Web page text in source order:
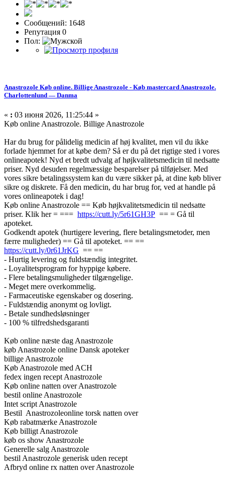
Сообщений: 1648
Репутация 0
Пол:
Anastrozole Køb online. Billige Anastrozole - Køb mastercard Anastrozole.
Charlottenlund — Danma
« : 03 июня 2026, 11:25:44 »
Køb online Anastrozole. Billige Anastrozole
Har du brug for pålidelig medicin af høj kvalitet, men vil du ikke
forlade hjemmet for at købe dem? Så er du på det rigtige sted i vores
onlineapotek! Nyd et bredt udvalg af højkvalitetsmedicin til nedsatte
priser. Nyd desuden regelmæssige besparelser på tilføjelser. Med
vores sikre betalingssystem kan du være sikker på, at dine køb bliver
sikre og diskrete. Få den medicin, du har brug for, ved at handle på
vores onlineapotek i dag!
Køb online Anastrozole == Køb højkvalitetsmedicin til nedsatte
priser. Klik her = === https://cutt.ly/5r61GH3P == = Gå til
apoteket.
Godkendt apotek (hurtigere levering, flere betalingsmetoder, men
færre muligheder) == Gå til apoteket. == ==
https://cutt.ly/0r61JrKG == ==
- Hurtig levering og fuldstændig integritet.
- Loyalitetsprogram for hyppige købere.
- Flere betalingsmuligheder tilgængelige.
- Meget mere overkommelig.
- Farmaceutiske egenskaber og dosering.
- Fuldstændig anonymt og lovligt.
- Betale sundhedsløsninger
- 100 % tilfredshedsgaranti
Køb online næste dag Anastrozole
køb Anastrozole online Dansk apoteker
billige Anastrozole
Køb Anastrozole med ACH
fedex ingen recept Anastrozole
Køb online natten over Anastrozole
bestil online Anastrozole
Intet script Anastrozole
Bestil Anastrozoleonline torsk natten over
Køb rabatmærke Anastrozole
Køb billigt Anastrozole
køb os show Anastrozole
Generelle salg Anastrozole
bestil Anastrozole generisk uden recept
Afbryd online rx natten over Anastrozole